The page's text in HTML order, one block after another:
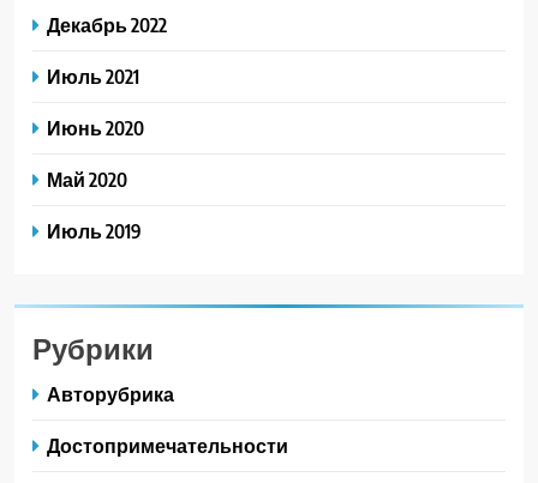
Декабрь 2022
Июль 2021
Июнь 2020
Май 2020
Июль 2019
Рубрики
Авторубрика
Достопримечательности